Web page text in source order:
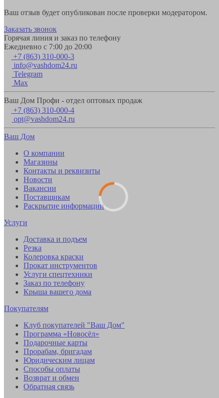
Ваш отзыв будет опубликован после проверки модератором.
Заказать звонок
Горячая линия и заказ по телефону
Ежедневно с 7:00 до 20:00
+7 (863) 310-000-3
info@vashdom24.ru
Telegram
Max
Ваш Дом Профи - отдел оптовых продаж
+7 (863) 310-000-4
opt@vashdom24.ru
Ваш Дом
О компании
Магазины
Контакты и реквизиты
Новости
Вакансии
Поставщикам
Раскрытие информации
Услуги
Доставка и подъем
Резка
Колеровка краски
Прокат инструментов
Услуги спецтехники
Заказ по телефону
Крыша вашего дома
Покупателям
Клуб покупателей "Ваш Дом"
Программа «Новосёл»
Подарочные карты
Прорабам, бригадам
Юридическим лицам
Способы оплаты
Возврат и обмен
Обратная связь